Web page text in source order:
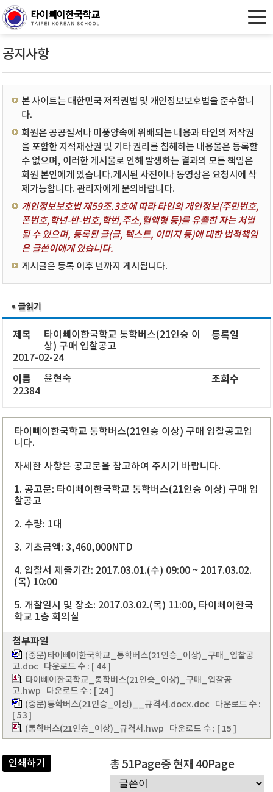
공지사항
본 사이트는 대한민국 저작권법 및 개인정보보호법을 준수합니
다.
회원은 공공질서나 미풍양속에 위배되는 내용과 타인의 저작권
을 포함한 지적재산권 및 기타 권리를 침해하는 내용물은 등록할
수 없으며, 이러한 게시물로 인해 발생하는 결과의 모든 책임은
회원 본인에게 있습니다.게시된 사진이나 동영상은 요청시에 삭
제가능합니다. 관리자에게 문의바랍니다.
개인정보보호법 제59조.3호에 따라 타인의 개인정보(주민번호,
폰번호,학년-반-번호,학번,주소,혈액형 등)를 유출한 자는 처벌
될 수 있으며, 등록된 글(글, 텍스트, 이미지 등)에 대한 법적책임
은 글쓴이에게 있습니다.
게시글은 등록 이후 년까지 게시됩니다.
제목
타이뻬이한국학교 통학버스(21인승 이
상) 구매 입찰공고
등록일
2017-02-24
이름 윤현숙 조회수
22384
타이뻬이한국학교 통학버스(21인승 이상) 구매 입찰공고입
니다.
자세한 사항은 공고문을 참고하여 주시기 바랍니다.
1. 공고문: 타이뻬이한국학교 통학버스(21인승 이상) 구매 입
찰공고
2. 수량: 1대
3. 기초금액: 3,460,000NTD
4. 입찰서 제출기간: 2017.03.01.(수) 09:00 ~ 2017.03.02.
(목) 10:00
5. 개찰일시 및 장소: 2017.03.02.(목) 11:00, 타이뻬이한국
학교 1층 회의실
첨부파일
(중문)타이뻬이한국학교_통학버스(21인승_이상)_구매_입찰공
고.doc 다운로드 수 : [ 44 ]
타이뻬이한국학교_통학버스(21인승_이상)_구매_입찰공
고.hwp 다운로드 수 : [ 24 ]
(중문)통학버스(21인승_이상)__규격서.docx.doc 다운로드 수 :
[ 53 ]
(통학버스(21인승_이상)_규격서.hwp 다운로드 수 : [ 15 ]
인쇄하기 총 51Page중 현재 40Page